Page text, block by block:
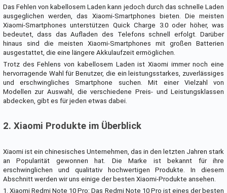
Das Fehlen von kabellosem Laden kann jedoch durch das schnelle Laden
ausgeglichen werden, das Xiaomi-Smartphones bieten. Die meisten
Xiaomi-Smartphones unterstützen Quick Charge 3.0 oder höher, was
bedeutet, dass das Aufladen des Telefons schnell erfolgt. Darüber
hinaus sind die meisten Xiaomi-Smartphones mit großen Batterien
ausgestattet, die eine längere Akkulaufzeit ermöglichen.
Trotz des Fehlens von kabellosem Laden ist Xiaomi immer noch eine
hervorragende Wahl für Benutzer, die ein leistungsstarkes, zuverlässiges
und erschwingliches Smartphone suchen. Mit einer Vielzahl von
Modellen zur Auswahl, die verschiedene Preis- und Leistungsklassen
abdecken, gibt es für jeden etwas dabei.
2. Xiaomi Produkte im Überblick
Xiaomi ist ein chinesisches Unternehmen, das in den letzten Jahren stark
an Popularität gewonnen hat. Die Marke ist bekannt für ihre
erschwinglichen und qualitativ hochwertigen Produkte. In diesem
Abschnitt werden wir uns einige der besten Xiaomi-Produkte ansehen.
1. Xiaomi Redmi Note 10 Pro: Das Redmi Note 10 Pro ist eines der besten